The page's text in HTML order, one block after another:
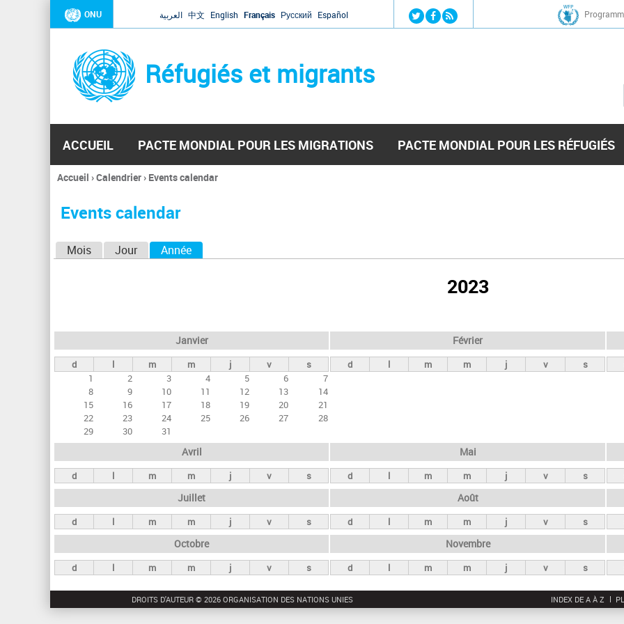
Jump to navigation
ONU العربية 中文 English Français Русский Español
Réfugiés et migrants
ACCUEIL PACTE MONDIAL POUR LES MIGRATIONS PACTE MONDIAL POUR LES RÉFUGIÉS
Vous
ici
Accueil ›Calendrier› Events calendar
Events calendar
e
t
s
n
c
i
p
a
x
Mois Jour Année
2023
Janvier
d l m m j v
s
1
2 3 4 5 6
7
8
9 10 11 12 13
14
15
16 17 18 19 20
21
22
23 24 25 26 27
28
29
30 31
Février
d l m m j v s
Avril
d l m m j v s
Mai
d l m m j v s
Juillet
d l m m j v s
Août
d l m m j v s
Octobre
d l m m j v s
Novembre
d l m m j v s
DROITS D'AUTEUR © 2026 ORGANISATION DES NATIONS UNIES INDEX DE A À Z